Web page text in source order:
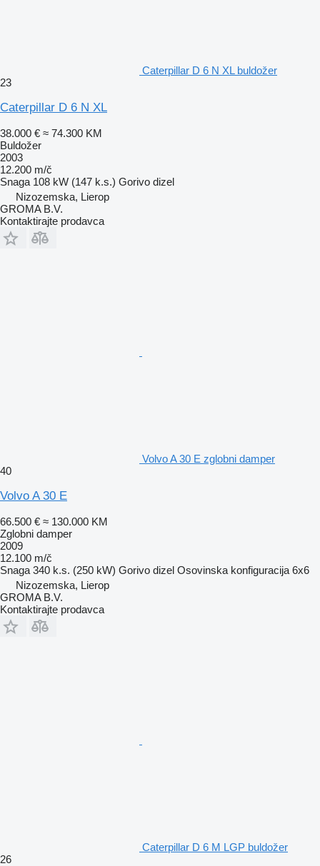
Caterpillar D 6 N XL buldožer
23
Caterpillar D 6 N XL
38.000 € ≈ 74.300 KM
Buldožer
2003
12.200 m/č
Snaga 108 kW (147 k.s.) Gorivo dizel
Nizozemska, Lierop
GROMA B.V.
Kontaktirajte prodavca
Volvo A 30 E zglobni damper
40
Volvo A 30 E
66.500 € ≈ 130.000 KM
Zglobni damper
2009
12.100 m/č
Snaga 340 k.s. (250 kW) Gorivo dizel Osovinska konfiguracija 6x6
Nizozemska, Lierop
GROMA B.V.
Kontaktirajte prodavca
Caterpillar D 6 M LGP buldožer
26